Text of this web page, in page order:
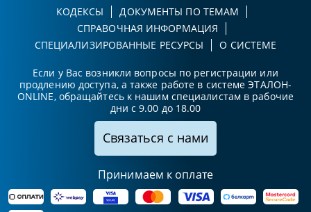
КОДЕКСЫ
ДОКУМЕНТЫ ПО ТЕМАМ
СПРАВОЧНАЯ ИНФОРМАЦИЯ
СПЕЦИАЛИЗИРОВАННЫЕ РЕСУРСЫ
О СИСТЕМЕ
Если у Вас возникли вопросы по регистрации или
продлению доступа, а также работе в системе ЭТАЛОН-
ONLINE, обращайтесь к нашим специалистам в рабочие
дни с 9.00 до 18.00
Связаться с нами
Принимаем к оплате